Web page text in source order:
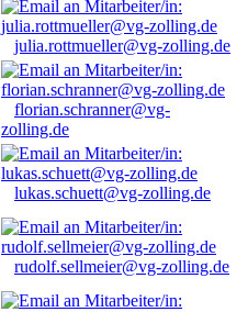
julia.rottmueller@vg-zolling.de
florian.schranner@vg-
zolling.de
lukas.schuett@vg-zolling.de
rudolf.sellmeier@vg-zolling.de